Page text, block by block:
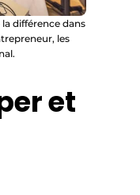
différence dans
les
et